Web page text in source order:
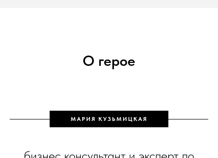
О герое
МАРИЯ КУЗЬМИЦКАЯ